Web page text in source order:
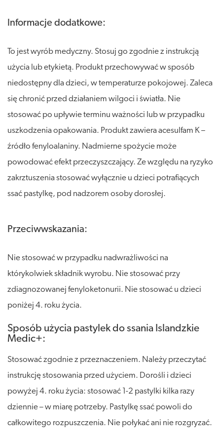
Informacje dodatkowe:
To jest wyrób medyczny. Stosuj go zgodnie z instrukcją
użycia lub etykietą. Produkt przechowywać w sposób
niedostępny dla dzieci, w temperaturze pokojowej. Zaleca
się chronić przed działaniem wilgoci i światła. Nie
stosować po upływie terminu ważności lub w przypadku
uszkodzenia opakowania. Produkt zawiera acesulfam K –
źródło fenyloalaniny. Nadmierne spożycie może
powodować efekt przeczyszczający. Ze względu na ryzyko
zakrztuszenia stosować wyłącznie u dzieci potrafiących
ssać pastylkę, pod nadzorem osoby dorosłej.
Przeciwwskazania:
Nie stosować w przypadku nadwrażliwości na
którykolwiek składnik wyrobu. Nie stosować przy
zdiagnozowanej fenyloketonurii. Nie stosować u dzieci
poniżej 4. roku życia.
Sposób użycia pastylek do ssania Islandzkie
Medic+:
Stosować zgodnie z przeznaczeniem. Należy przeczytać
instrukcję stosowania przed użyciem. Dorośli i dzieci
powyżej 4. roku życia: stosować 1-2 pastylki kilka razy
dziennie – w miarę potrzeby. Pastylkę ssać powoli do
całkowitego rozpuszczenia. Nie połykać ani nie rozgryzać.